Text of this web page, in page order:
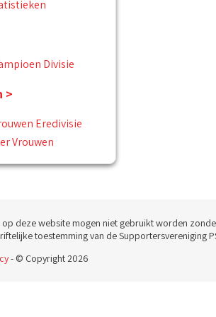
Divisie
>
Eredivisie
Vrouwen
deze website mogen niet gebruikt worden
toestemming van de Supportersvereniging
- © Copyright 2026